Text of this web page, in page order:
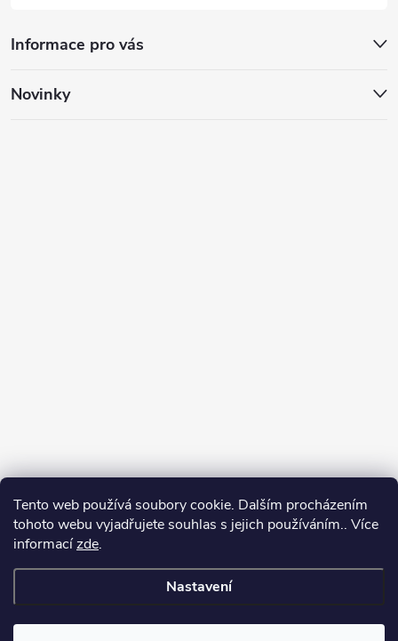
Tento web používá soubory cookie. Dalším procházením
tohoto webu vyjadřujete souhlas s jejich používáním.. Více
informacízde.
Nastavení
Informace pro vás
Novinky
Copyright 2026Můj e-shop. Všechna práva vyhrazena.